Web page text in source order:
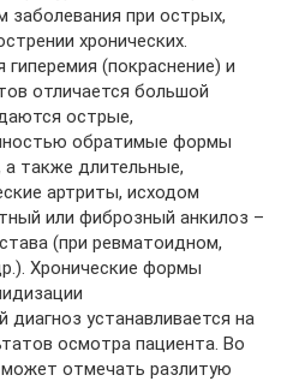
при острых,
хронических.
(покраснение) и
отличается большой
острые,
обратимые формы
а также длительные,
артриты, исходом
или фиброзный анкилоз –
(при ревматоидном,
Хронические формы
устанавливается на
осмотра пациента. Во
отмечать разлитую